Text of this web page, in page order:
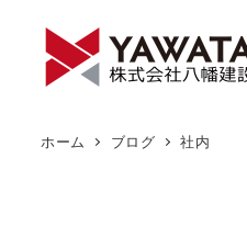
ホーム ブログ 社内